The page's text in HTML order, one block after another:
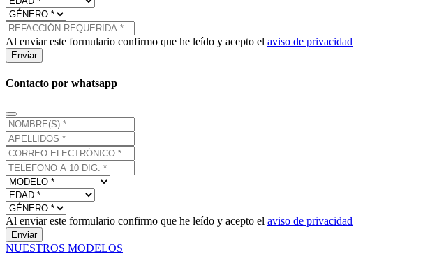
Al enviar este formulario confirmo que he leído y acepto el aviso de privacidad
Enviar
Contacto por whatsapp
Al enviar este formulario confirmo que he leído y acepto el aviso de privacidad
Enviar
NUESTROS MODELOS